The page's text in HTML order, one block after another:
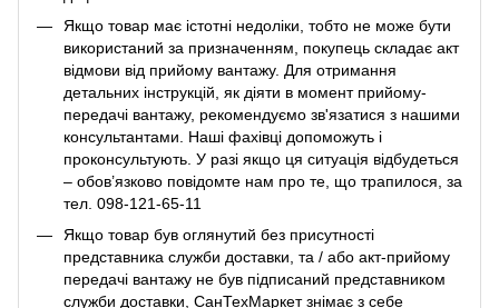
Якщо товар має істотні недоліки, тобто не може бути
використаний за призначенням, покупець складає акт
відмови від прийому вантажу. Для отримання
детальних інструкцій, як діяти в момент прийому-
передачі вантажу, рекомендуємо зв'язатися з нашими
консультантами. Наші фахівці допоможуть і
проконсультують. У разі якщо ця ситуація відбудеться
– обов’язково повідомте нам про те, що трапилося, за
тел. 098-121-65-11
Якщо товар був оглянутий без присутності
представника служби доставки, та / або акт-прийому
передачі вантажу не був підписаний представником
служби доставки, СанТехМаркет знімає з себе